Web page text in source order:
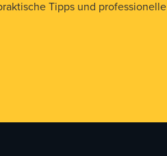
Tipps und professionelle